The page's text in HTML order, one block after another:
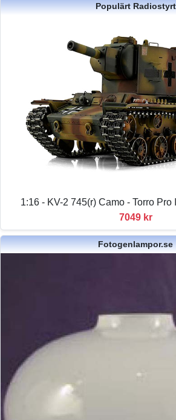
Populärt Radiostyrt
1:16 - KV-2 745(r) Camo - Torro Pro
7049 kr
Fotogenlampor.se